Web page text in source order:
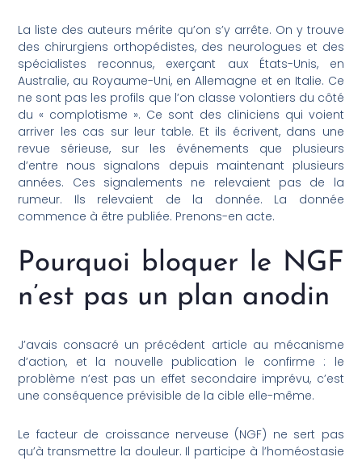
La liste des auteurs mérite qu’on s’y arrête. On y trouve
des chirurgiens orthopédistes, des neurologues et des
spécialistes reconnus, exerçant aux États-Unis, en
Australie, au Royaume-Uni, en Allemagne et en Italie. Ce
ne sont pas les profils que l’on classe volontiers du côté
du « complotisme ». Ce sont des cliniciens qui voient
arriver les cas sur leur table. Et ils écrivent, dans une
revue sérieuse, sur les événements que plusieurs
d’entre nous signalons depuis maintenant plusieurs
années. Ces signalements ne relevaient pas de la
rumeur. Ils relevaient de la donnée. La donnée
commence à être publiée. Prenons-en acte.
Pourquoi bloquer le NGF
n’est pas un plan anodin
J’avais consacré un précédent article au mécanisme
d’action, et la nouvelle publication le confirme : le
problème n’est pas un effet secondaire imprévu, c’est
une conséquence prévisible de la cible elle-même.
Le facteur de croissance nerveuse (NGF) ne sert pas
qu’à transmettre la douleur. Il participe à l’homéostasie